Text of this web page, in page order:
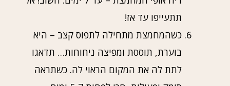
תתעייפו עד אז!
כשהמחמצת מתחילה לתפוס קצב – היא
בוערת, תוססת ומפיצה ניחוחות… תדאגו
לתת לה את המקום הראוי לה. כשתראה